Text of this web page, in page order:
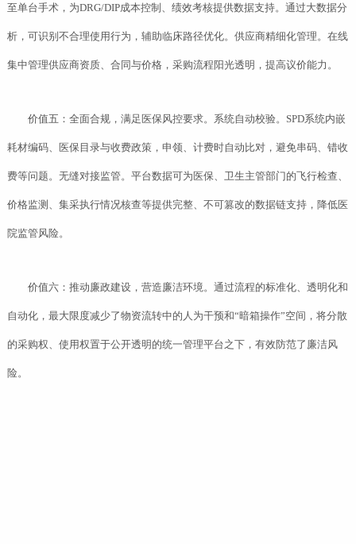
至单台手术，为DRG/DIP成本控制、绩效考核提供数据支持。通过大数据分
析，可识别不合理使用行为，辅助临床路径优化。供应商精细化管理。在线
集中管理供应商资质、合同与价格，采购流程阳光透明，提高议价能力。
价值五：全面合规，满足医保风控要求。系统自动校验。SPD系统内嵌
耗材编码、医保目录与收费政策，申领、计费时自动比对，避免串码、错收
费等问题。无缝对接监管。平台数据可为医保、卫生主管部门的飞行检查、
价格监测、集采执行情况核查等提供完整、不可篡改的数据链支持，降低医
院监管风险。
价值六：推动廉政建设，营造廉洁环境。通过流程的标准化、透明化和
自动化，最大限度减少了物资流转中的人为干预和“暗箱操作”空间，将分散
的采购权、使用权置于公开透明的统一管理平台之下，有效防范了廉洁风
险。